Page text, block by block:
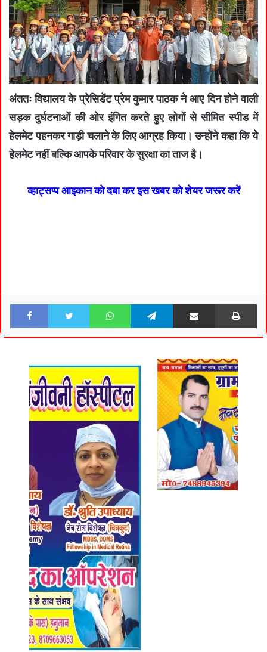
अंततः विद्यालय के प्रेसिडेंट प्रेम कुमार पाठक ने आए दिन होने वाली
सड़क दुर्घटनाओं की ओर इंगित करते हुए लोगों से सीमित स्पीड में
हेलमेट पहनकर गाड़ी चलाने के लिए आग्रह किया। उन्होंने कहा कि ये
हेलमेट नहीं बल्कि आपके परिवार के सुरक्षा का ताज है।
व्हाट्सप्प आइकान को दबा कर इस खबर को शेयर जरूर करें
Facebook Twitter WhatsApp Telegram Share via Email